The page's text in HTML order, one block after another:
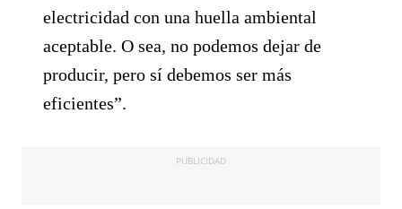
electricidad con una huella ambiental
aceptable. O sea, no podemos dejar de
producir, pero sí debemos ser más
eficientes”.
PUBLICIDAD